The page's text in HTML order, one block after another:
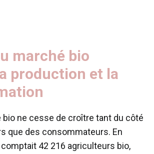
marché bio
production et la
bio ne cesse de croître tant du côté
que des consommateurs. En
comptait 42 216 agriculteurs bio,